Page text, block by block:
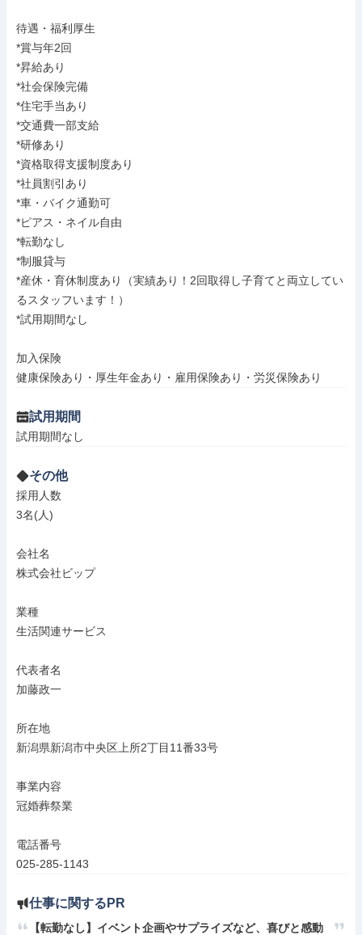
待遇・福利厚生
*賞与年2回
*昇給あり
*社会保険完備
*住宅手当あり
*交通費一部支給
*研修あり
*資格取得支援制度あり
*社員割引あり
*車・バイク通勤可
*ピアス・ネイル自由
*転勤なし
*制服貸与
*産休・育休制度あり（実績あり！2回取得し子育てと両立してい
るスタッフいます！）
*試用期間なし
加入保険
健康保険あり・厚生年金あり・雇用保険あり・労災保険あり
試用期間
試用期間なし
その他
採用人数
3名(人)
会社名
株式会社ビップ
業種
生活関連サービス
代表者名
加藤政一
所在地
新潟県新潟市中央区上所2丁目11番33号
事業内容
冠婚葬祭業
電話番号
025-285-1143
仕事に関するPR
【転勤なし】イベント企画やサプライズなど、喜びと感動